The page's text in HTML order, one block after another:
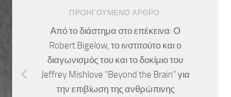
ΠΡΟΗΓΟΎΜΕΝΟ ΆΡΘΡΟ
Από το διάστημα στο επέκεινα: Ο
Robert Bigelow, το ινστιτούτο και ο
διαγωνισμός του και το δοκίμιο του
Jeffrey Mishlove “Beyond the Brain” για
την επιβίωση της ανθρώπινης